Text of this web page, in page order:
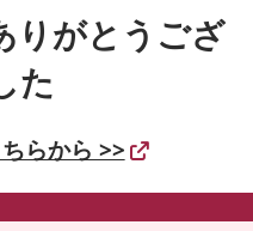
りがとうござ
た
らから >>